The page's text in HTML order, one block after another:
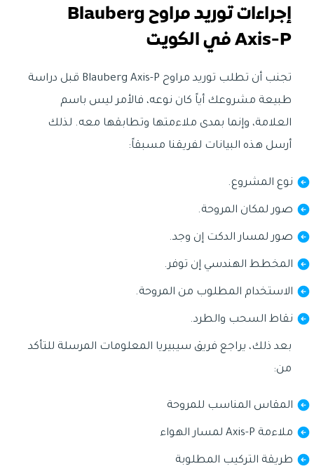
إجراءات توريد مراوح Blauberg
Axis-P في الكويت
تجنب أن تطلب توريد مراوح Blauberg Axis-P قبل دراسة
طبيعة مشروعك أياً كان نوعه، فالأمر ليس باسم
العلامة، وإنما بمدى ملاءمتها وتطابقها معه. لذلك
أرسل هذه البيانات لفريقنا مسبقاً:
نوع المشروع.
صور لمكان المروحة.
صور لمسار الدكت إن وجد.
المخطط الهندسي إن توفر.
الاستخدام المطلوب من المروحة.
نقاط السحب والطرد.
بعد ذلك، يراجع فريق سيبيريا المعلومات المرسلة للتأكد
من:
المقاس المناسب للمروحة
ملاءمة Axis-P لمسار الهواء
طريقة التركيب المطلوبة